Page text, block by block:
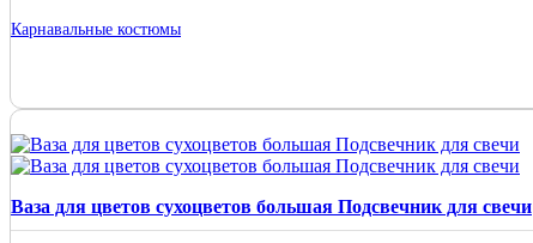
Карнавальные костюмы
Ваза для цветов сухоцветов большая Подсвечник для свечи